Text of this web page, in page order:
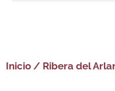
Inicio / Ribera del